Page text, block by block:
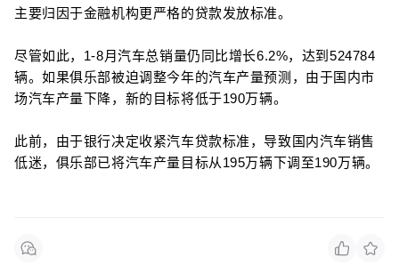
主要归因于金融机构更严格的贷款发放标准。
尽管如此，1-8月汽车总销量仍同比增长6.2%，达到524784
辆。如果俱乐部被迫调整今年的汽车产量预测，由于国内市
场汽车产量下降，新的目标将低于190万辆。
此前，由于银行决定收紧汽车贷款标准，导致国内汽车销售
低迷，俱乐部已将汽车产量目标从195万辆下调至190万辆。